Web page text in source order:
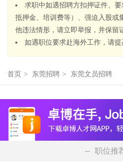
求职中如遇招聘方扣押证件、
抵押金、培训费等）、强迫入股或
他违法情形，请立即举报，并保留
如遇职位要求赴海外工作，请提
首页 > 东莞招聘 > 东莞文员招聘
职位推